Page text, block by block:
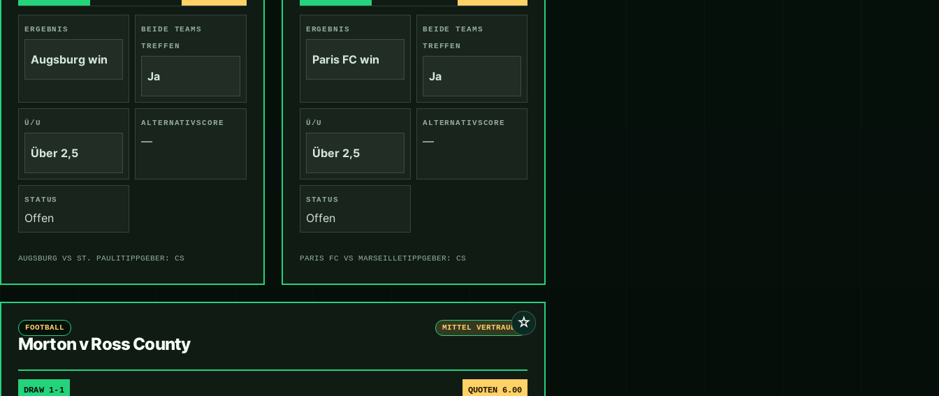
ERGEBNIS
Augsburg win
BEIDE TEAMS
TREFFEN
Ja
Ü/U
Über 2,5
ALTERNATIVSCORE
—
STATUS
Offen
AUGSBURG VS ST. PAULITIPPGEBER: CS
ERGEBNIS
Paris FC win
BEIDE TEAMS
TREFFEN
Ja
Ü/U
Über 2,5
ALTERNATIVSCORE
—
STATUS
Offen
PARIS FC VS MARSEILLETIPPGEBER: CS
☆
FOOTBALL MITTEL VERTRAUEN
Morton v Ross County
DRAW 1-1 QUOTEN 6.00